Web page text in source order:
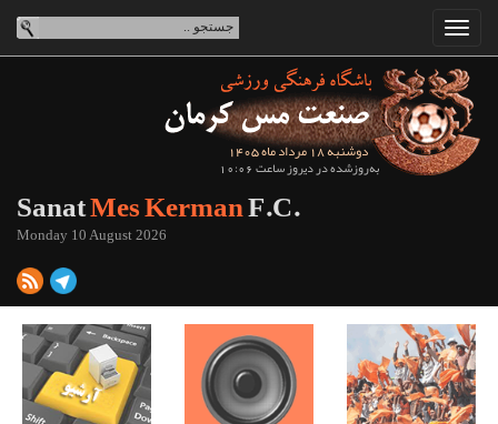
دوشنبه 18 مرداد ماه 1405
به‌روزشده در دیروز ساعت 10:06
SanatMes KermanF.C.
Monday 10 August 2026